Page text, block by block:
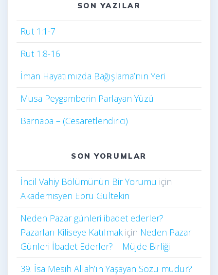
SON YAZILAR
Rut 1:1-7
Rut 1:8-16
İman Hayatımızda Bağışlama’nın Yeri
Musa Peygamberin Parlayan Yüzü
Barnaba – (Cesaretlendirici)
SON YORUMLAR
İncil Vahiy Bölümünün Bir Yorumu için
Akademisyen Ebru Gültekin
Neden Pazar günleri ibadet ederler?
Pazarları Kiliseye Katılmak için Neden Pazar
Günleri İbadet Ederler? – Müjde Birliği
39. İsa Mesih Allah’ın Yaşayan Sözü müdür?